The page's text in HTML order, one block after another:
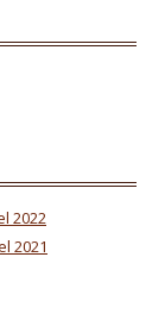
2022
2021